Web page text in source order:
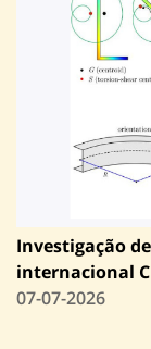
Investigação
internacional
07-07-2026